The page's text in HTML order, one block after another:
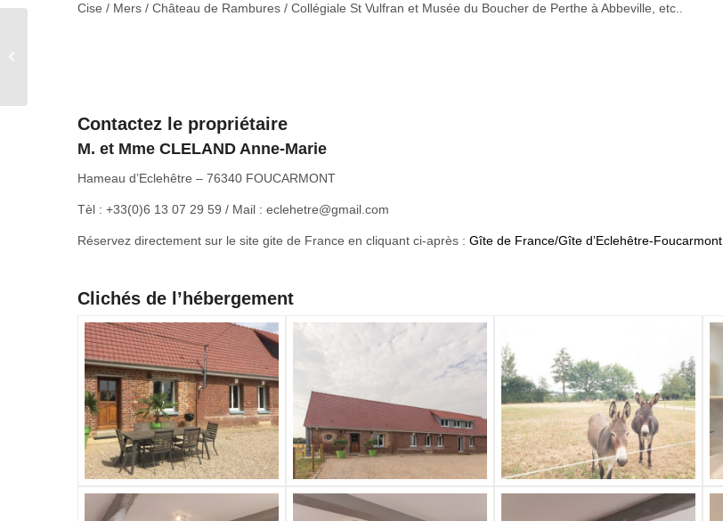
Cise / Mers / Château de Rambures / Collégiale St Vulfran et Musée du Boucher de Perthe à Abbeville, etc..
Contactez le propriétaire
M. et Mme CLELAND Anne-Marie
Hameau d’Eclehêtre – 76340 FOUCARMONT
Tèl : +33(0)6 13 07 29 59 / Mail : eclehetre@gmail.com
Réservez directement sur le site gite de France en cliquant ci-après : Gîte de France/Gîte d’Eclehêtre-Foucarmont
Clichés de l’hébergement